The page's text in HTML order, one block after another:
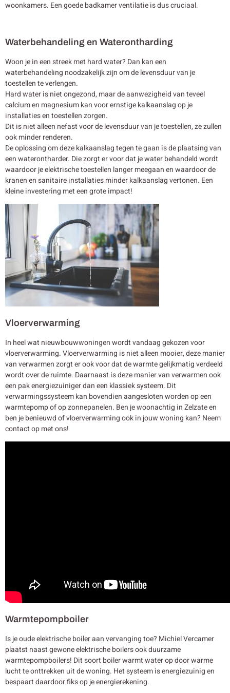
woonkamers. Een goede badkamer ventilatie is dus cruciaal.
Waterbehandeling en Waterontharding
Woon je in een streek met hard water? Dan kan een
waterbehandeling noodzakelijk zijn om de levensduur van je
toestellen te verlengen.
Hard water is niet ongezond, maar de aanwezigheid van teveel
calcium en magnesium kan voor ernstige kalkaanslag op je
installaties en toestellen zorgen.
Dit is niet alleen nefast voor de levensduur van je toestellen, ze zullen
ook minder renderen.
De oplossing om deze kalkaanslag tegen te gaan is de plaatsing van
een waterontharder. Die zorgt er voor dat je water behandeld wordt
waardoor je elektrische toestellen langer meegaan en waardoor de
kranen en sanitaire installaties minder kalkaanslag vertonen. Een
kleine investering met een grote impact!
Vloerverwarming
In heel wat nieuwbouwwoningen wordt vandaag gekozen voor
vloerverwarming. Vloerverwarming is niet alleen mooier, deze manier
van verwarmen zorgt er ook voor dat de warmte gelijkmatig verdeeld
wordt over de ruimte. Daarnaast is deze manier van verwarmen ook
een pak energiezuiniger dan een klassiek systeem. Dit
verwarmingssysteem kan bovendien aangesloten worden op een
warmtepomp of op zonnepanelen. Ben je woonachtig in Zelzate en
ben je benieuwd of vloerverwarming ook in jouw woning kan? Neem
contact op met ons!
Warmtepompboiler
Is je oude elektrische boiler aan vervanging toe? Michiel Vercamer
plaatst naast gewone elektrische boilers ook duurzame
warmtepompboilers! Dit soort boiler warmt water op door warme
lucht te onttrekken uit de woning. Het systeem is energiezuinig en
bespaart daardoor fiks op je energierekening.